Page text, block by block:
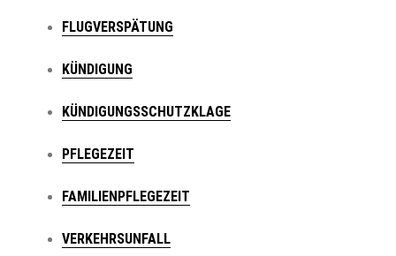
FLUGVERSPÄTUNG
KÜNDIGUNG
KÜNDIGUNGSSCHUTZKLAGE
PFLEGEZEIT
FAMILIENPFLEGEZEIT
VERKEHRSUNFALL